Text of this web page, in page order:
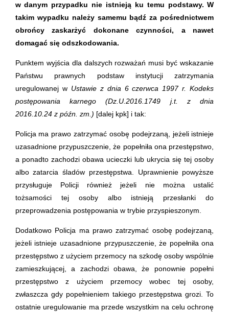
w danym przypadku nie istnieją ku temu podstawy. W
takim wypadku należy samemu bądź za pośrednictwem
obrońcy zaskarżyć dokonane czynności, a nawet
domagać się odszkodowania.
Punktem wyjścia dla dalszych rozważań musi być wskazanie
Państwu prawnych podstaw instytucji zatrzymania
uregulowanej w Ustawie z dnia 6 czerwca 1997 r. Kodeks
postępowania karnego (Dz.U.2016.1749 j.t. z dnia
2016.10.24 z późn. zm.) [dalej kpk] i tak:
Policja ma prawo zatrzymać osobę podejrzaną, jeżeli istnieje
uzasadnione przypuszczenie, że popełniła ona przestępstwo,
a ponadto zachodzi obawa ucieczki lub ukrycia się tej osoby
albo zatarcia śladów przestępstwa. Uprawnienie powyższe
przysługuje Policji również jeżeli nie można ustalić
tożsamości tej osoby albo istnieją przesłanki do
przeprowadzenia postępowania w trybie przyspieszonym.
Dodatkowo Policja ma prawo zatrzymać osobę podejrzaną,
jeżeli istnieje uzasadnione przypuszczenie, że popełniła ona
przestępstwo z użyciem przemocy na szkodę osoby wspólnie
zamieszkującej, a zachodzi obawa, że ponownie popełni
przestępstwo z użyciem przemocy wobec tej osoby,
zwłaszcza gdy popełnieniem takiego przestępstwa grozi. To
ostatnie uregulowanie ma przede wszystkim na celu ochronę